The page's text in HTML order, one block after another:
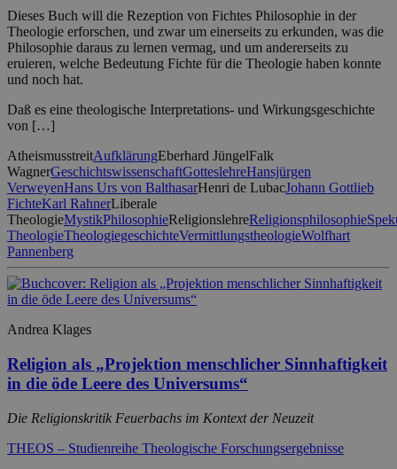
Dieses Buch will die Rezeption von Fichtes Philosophie in der
Theologie erforschen, und zwar um einerseits zu erkunden, was die
Philosophie daraus zu lernen vermag, und um andererseits zu
eruieren, welche Bedeutung Fichte für die Theologie haben konnte
und noch hat.
Daß es eine theologische Interpretations- und Wirkungsgeschichte
von […]
AtheismusstreitAufklärungEberhard JüngelFalk
WagnerGeschichtswissenschaftGotteslehreHansjürgen
VerweyenHans Urs von BalthasarHenri de LubacJohann Gottlieb
FichteKarl RahnerLiberale
TheologieMystikPhilosophieReligionslehreReligionsphilosophie
TheologieTheologiegeschichteVermittlungstheologieWolfhart
Pannenberg
Andrea Klages
Religion als „Projektion menschlicher Sinnhaftigkeit
in die öde Leere des Universums“
Die Religionskritik Feuerbachs im Kontext der Neuzeit
THEOS – Studienreihe Theologische Forschungsergebnisse